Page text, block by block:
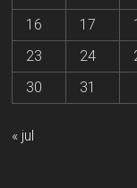
16
17
23
24
30
31
« jul